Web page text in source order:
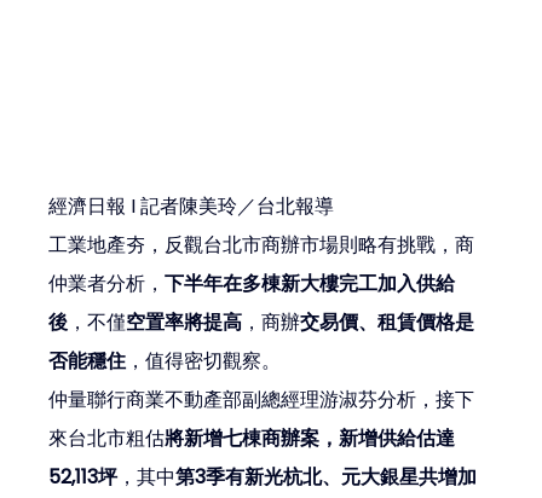
經濟日報 I 記者陳美玲／台北報導
工業地產夯，反觀台北市商辦市場則略有挑戰，商
仲業者分析，下半年在多棟新大樓完工加入供給
後 ，不僅空置率將提高 ，商辦交易價、租賃價格是
否能穩住，值得密切觀察。
仲量聯行商業不動產部副總經理游淑芬分析，接下
來台北市粗估將新增七棟商辦案，新增供給估達
52,113坪，其中第3季有新光杭北、元大銀星共增加